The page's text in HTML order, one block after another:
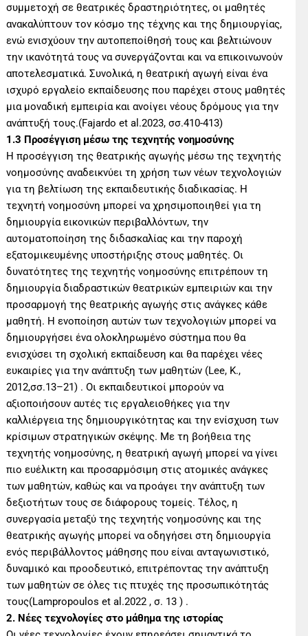
συμμετοχή σε θεατρικές δραστηριότητες, οι μαθητές
ανακαλύπτουν τον κόσμο της τέχνης και της δημιουργίας,
ενώ ενισχύουν την αυτοπεποίθησή τους και βελτιώνουν
την ικανότητά τους να συνεργάζονται και να επικοινωνούν
αποτελεσματικά. Συνολικά, η θεατρική αγωγή είναι ένα
ισχυρό εργαλείο εκπαίδευσης που παρέχει στους μαθητές
μια μοναδική εμπειρία και ανοίγει νέους δρόμους για την
ανάπτυξή τους.(Fajardo et al.2023, σσ.410-413)
1.3 Προσέγγιση μέσω της τεχνητής νοημοσύνης
Η προσέγγιση της θεατρικής αγωγής μέσω της τεχνητής
νοημοσύνης αναδεικνύει τη χρήση των νέων τεχνολογιών
για τη βελτίωση της εκπαιδευτικής διαδικασίας. Η
τεχνητή νοημοσύνη μπορεί να χρησιμοποιηθεί για τη
δημιουργία εικονικών περιβαλλόντων, την
αυτοματοποίηση της διδασκαλίας και την παροχή
εξατομικευμένης υποστήριξης στους μαθητές. Οι
δυνατότητες της τεχνητής νοημοσύνης επιτρέπουν τη
δημιουργία διαδραστικών θεατρικών εμπειριών και την
προσαρμογή της θεατρικής αγωγής στις ανάγκες κάθε
μαθητή. Η ενοποίηση αυτών των τεχνολογιών μπορεί να
δημιουργήσει ένα ολοκληρωμένο σύστημα που θα
ενισχύσει τη σχολική εκπαίδευση και θα παρέχει νέες
ευκαιρίες για την ανάπτυξη των μαθητών (Lee, K.,
2012,σσ.13–21) . Οι εκπαιδευτικοί μπορούν να
αξιοποιήσουν αυτές τις εργαλειοθήκες για την
καλλιέργεια της δημιουργικότητας και την ενίσχυση των
κρίσιμων στρατηγικών σκέψης. Με τη βοήθεια της
τεχνητής νοημοσύνης, η θεατρική αγωγή μπορεί να γίνει
πιο ευέλικτη και προσαρμόσιμη στις ατομικές ανάγκες
των μαθητών, καθώς και να προάγει την ανάπτυξη των
δεξιοτήτων τους σε διάφορους τομείς. Τέλος, η
συνεργασία μεταξύ της τεχνητής νοημοσύνης και της
θεατρικής αγωγής μπορεί να οδηγήσει στη δημιουργία
ενός περιβάλλοντος μάθησης που είναι ανταγωνιστικό,
δυναμικό και προοδευτικό, επιτρέποντας την ανάπτυξη
των μαθητών σε όλες τις πτυχές της προσωπικότητάς
τους(Lampropoulos et al.2022 , σ. 13 ) .
2. Νέες τεχνολογίες στο μάθημα της ιστορίας